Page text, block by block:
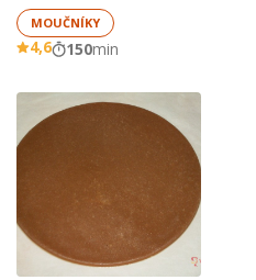
MOUČNÍKY
4,6 150min